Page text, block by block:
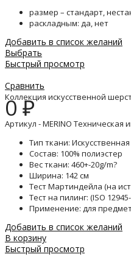
размер – стандарт,
раскладным: да, нет
Добавить в список желаний
Выбрать
Быстрый просмотр
Сравнить
Коллекция искусственной
0₽
Артикул - MERINO Техническая
Тип ткани:
Состав: 100% полиэстер
Вес ткани: 460+-20g/m?
Ширина: 142 см
Тест Мартиндейла (на
Тест на пилинг: (ISO
Применение: для
Добавить в список желаний
В корзину
Быстрый просмотр